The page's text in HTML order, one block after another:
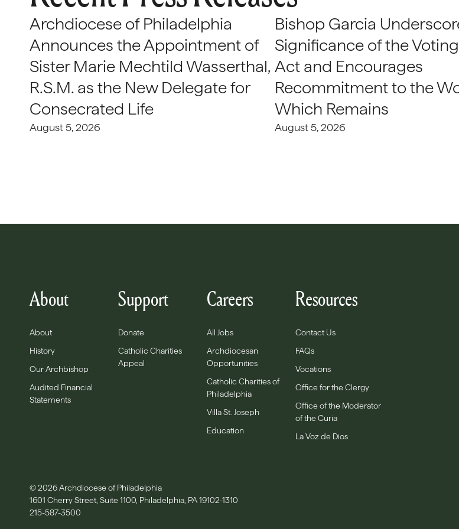
Archdiocese of Philadelphia
Announces the Appointment of
Sister Marie Mechtild Wasserthal,
R.S.M. as the New Delegate for
Consecrated Life
August 5, 2026
Bishop Garcia
Significance of the
Act and Encourages
Recommitment to the
Which Remains
August 5, 2026
About
About
History
Our Archbishop
Audited Financial
Statements
Support
Donate
Catholic Charities
Appeal
Careers
All Jobs
Archdiocesan
Opportunities
Catholic Charities of
Philadelphia
Villa St. Joseph
Education
Resources
Contact Us
FAQs
Vocations
Office for the Clergy
Office of the Moderator
of the Curia
La Voz de Dios
© 2026 Archdiocese of Philadelphia
1601 Cherry Street, Suite 1100, Philadelphia, PA 19102-1310
215-587-3500